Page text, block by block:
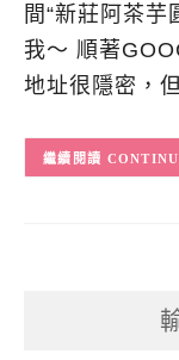
間“新莊阿茶芋
我～ 順著
地址很隱密，